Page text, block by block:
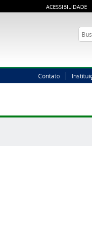
ACESSIBILIDADE
Contato